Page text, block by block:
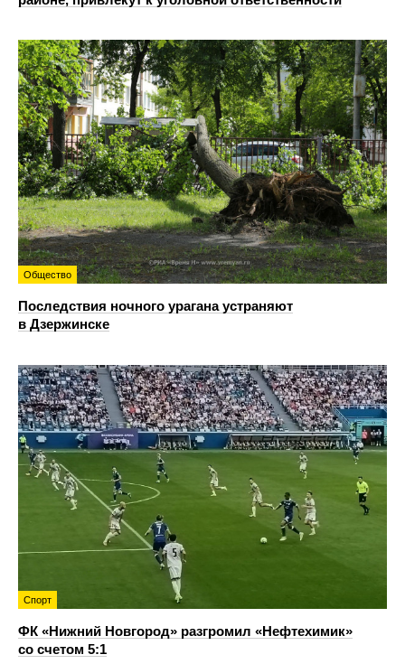
Общество
Последствия ночного урагана устраняют
в Дзержинске
Спорт
ФК «Нижний Новгород» разгромил «Нефтехимик»
со счетом 5:1